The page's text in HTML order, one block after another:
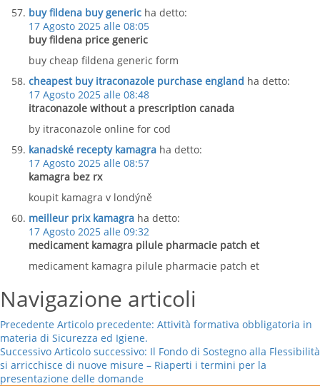
buy fildena buy generic ha detto:
17 Agosto 2025 alle 08:05
buy fildena price generic
buy cheap fildena generic form
cheapest buy itraconazole purchase england ha detto:
17 Agosto 2025 alle 08:48
itraconazole without a prescription canada
by itraconazole online for cod
kanadské recepty kamagra ha detto:
17 Agosto 2025 alle 08:57
kamagra bez rx
koupit kamagra v londýně
meilleur prix kamagra ha detto:
17 Agosto 2025 alle 09:32
medicament kamagra pilule pharmacie patch et
medicament kamagra pilule pharmacie patch et
Navigazione articoli
Precedente Articolo precedente: Attività formativa obbligatoria in
materia di Sicurezza ed Igiene.
Successivo Articolo successivo: Il Fondo di Sostegno alla Flessibilità
si arricchisce di nuove misure – Riaperti i termini per la
presentazione delle domande